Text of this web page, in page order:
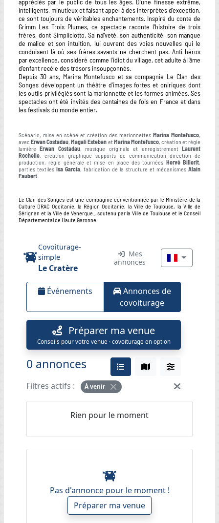
appréciés par le public de tous les âges. D’une finesse extrême,
intelligents, minutieux et faisant appel à des interprètes d’exception,
ce sont toujours de véritables enchantements. Inspiré du conte de
Grimm Les Trois Plumes, ce spectacle raconte l’histoire de trois
frères, dont Simpliciotto. Sa naïveté, son authenticité, son manque
de malice et son intuition, lui ouvrent des voies nouvelles qui le
conduisent là où ses frères savants ne cherchent pas. Anti-héros
par excellence, considéré comme l’idiot du village, cet adulte à l’âme
d’enfant recèle des trésors insoupçonnés.
Depuis 30 ans, Marina Montefusco et sa compagnie Le Clan des
Songes développent un théâtre d’images fortes et oniriques dont
les outils privilégiés sont la marionnette et les formes animées. Ses
spectacles ont été invités des centaines de fois en France et dans
les festivals du monde entier.
Scénario, mise en scène et création des marionnettes Marina Montefusco,
avecErwan Costadau,Magali Esteban etMarina Montefusco, création et régie
lumièreErwan Costadau, musique originale et enregistrementLaurent
Rochelle, création graphique supports de communication direction de
production, régie générale et mise en place des tournées Hervé Billerit,
parties textiles Isa Garcia, fabrication de la structure et mécanismes Alain
Faubert
Le Clan des Songes est une compagnie conventionnée par le Ministère de la
Culture DRAC Occitanie, la Région Occitanie, la Ville de Toulouse, la Ville de
Sérignan et la Ville de Venerque., soutenu par la Ville de Toulouse et le Conseil
Départemental de Haute Garonne.